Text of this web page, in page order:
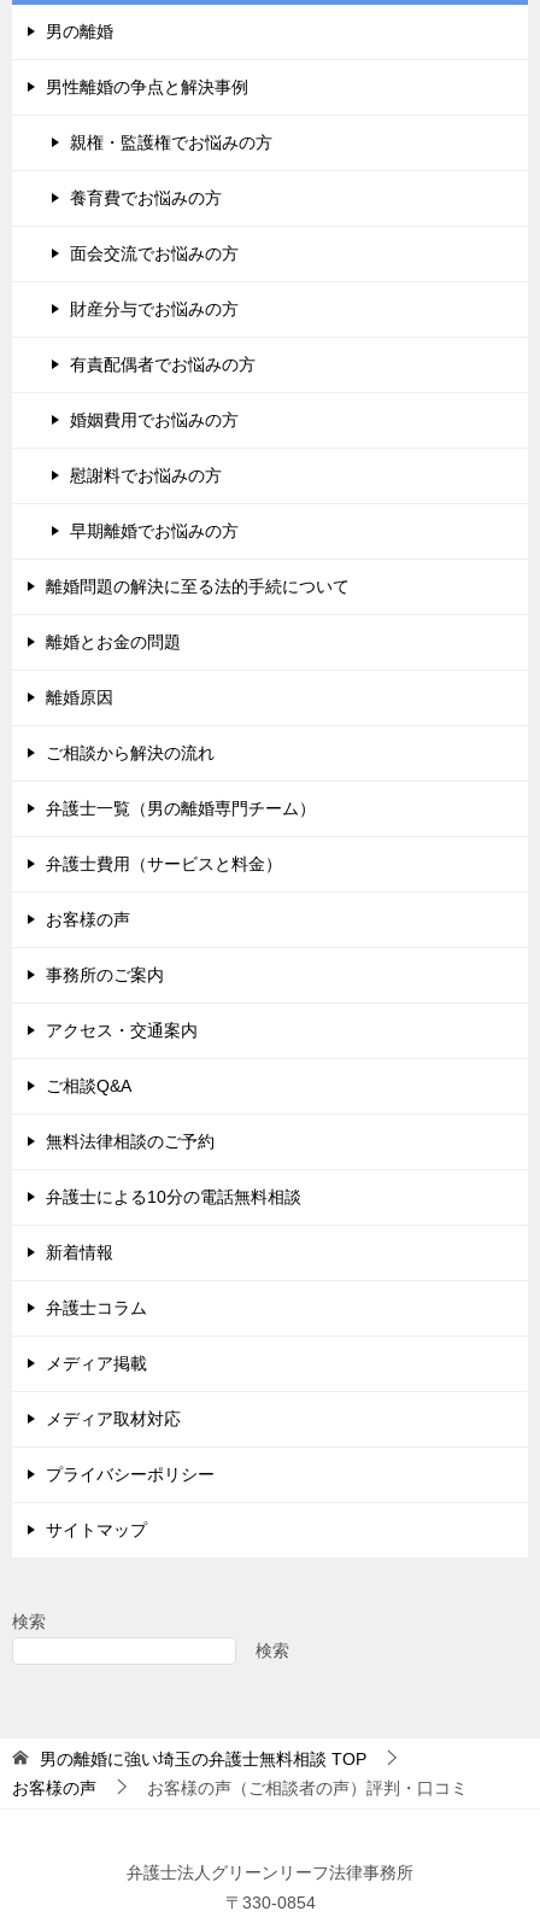
男の離婚
男性離婚の争点と解決事例
親権・監護権でお悩みの方
養育費でお悩みの方
面会交流でお悩みの方
財産分与でお悩みの方
有責配偶者でお悩みの方
婚姻費用でお悩みの方
慰謝料でお悩みの方
早期離婚でお悩みの方
離婚問題の解決に至る法的手続について
離婚とお金の問題
離婚原因
ご相談から解決の流れ
弁護士一覧（男の離婚専門チーム）
弁護士費用（サービスと料金）
お客様の声
事務所のご案内
アクセス・交通案内
ご相談Q&A
無料法律相談のご予約
弁護士による10分の電話無料相談
新着情報
弁護士コラム
メディア掲載
メディア取材対応
プライバシーポリシー
サイトマップ
検索
検索
男の離婚に強い埼玉の弁護士無料相談 TOP
お客様の声
お客様の声（ご相談者の声）評判・口コミ
弁護士法人グリーンリーフ法律事務所
〒330-0854